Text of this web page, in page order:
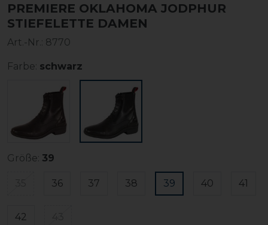
PREMIERE OKLAHOMA JODPHUR
STIEFELETTE DAMEN
Art.-Nr.: 8770
Farbe: schwarz
Größe: 39
36 37 38 39 40 41
42